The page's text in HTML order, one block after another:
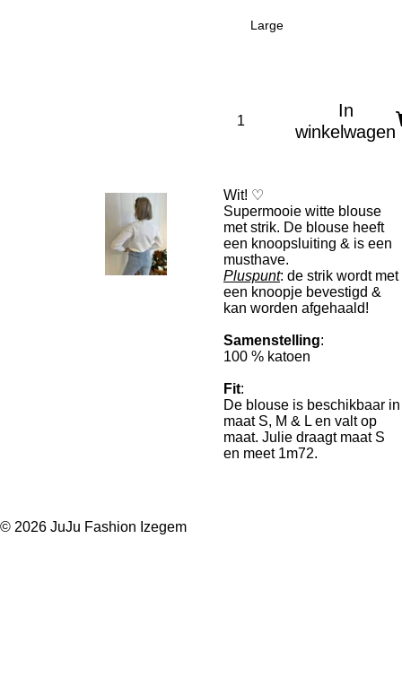
Large
In
winkelwagen
Wit! ♡
Supermooie witte blouse
met strik. De blouse heeft
een knoopsluiting & is een
musthave.
Pluspunt: de strik wordt met
een knoopje bevestigd &
kan worden afgehaald!
Samenstelling:
100 % katoen
Fit:
De blouse is beschikbaar in
maat S, M & L en valt op
maat. Julie draagt maat S
en meet 1m72.
© 2026 JuJu Fashion Izegem